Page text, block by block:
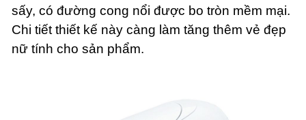
sấy, có đường cong nổi được bo tròn mềm mại.
Chi tiết thiết kế này càng làm tăng thêm vẻ đẹp
nữ tính cho sản phẩm.